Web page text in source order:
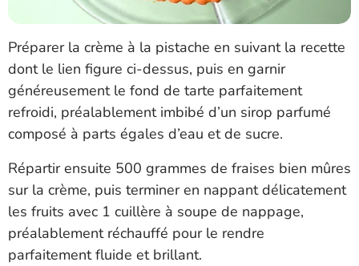
Préparer la crème à la pistache en suivant la recette
dont le lien figure ci-dessus, puis en garnir
généreusement le fond de tarte parfaitement
refroidi, préalablement imbibé d’un sirop parfumé
composé à parts égales d’eau et de sucre.
Répartir ensuite 500 grammes de fraises bien mûres
sur la crème, puis terminer en nappant délicatement
les fruits avec 1 cuillère à soupe de nappage,
préalablement réchauffé pour le rendre
parfaitement fluide et brillant.